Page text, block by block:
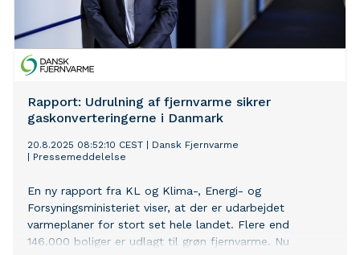
Rapport: Udrulning af fjernvarme sikrer
gaskonverteringerne i Danmark
20.8.2025 08:52:10 CEST
Dansk Fjernvarme
Pressemeddelelse
En ny rapport fra KL og Klima-, Energi- og
Forsyningsministeriet viser, at der er udarbejdet
varmeplaner for stort set hele landet. Flere end
146.000 boliger er udlagt til grøn fjernvarme. Nu